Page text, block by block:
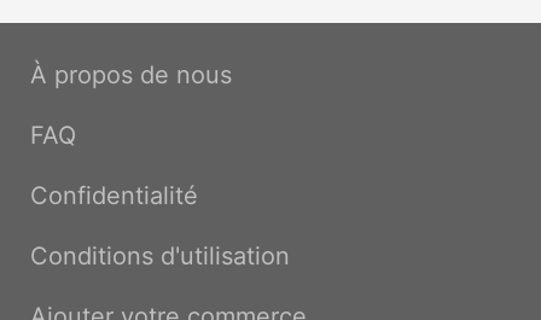
À propos de nous
FAQ
Confidentialité
Conditions d'utilisation